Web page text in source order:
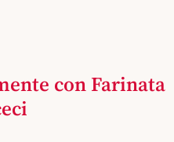
con Farinata